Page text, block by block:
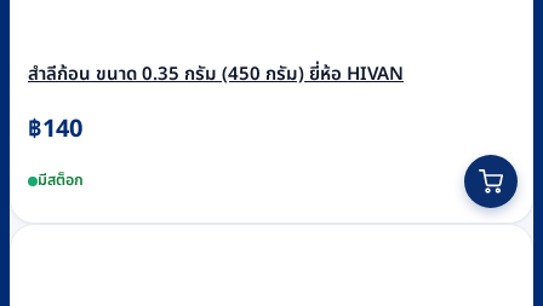
สำลีก้อน ขนาด 0.35 กรัม (450 กรัม) ยี่ห้อ HIVAN
฿140
มีสต็อก